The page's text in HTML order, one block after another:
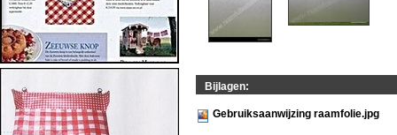
Bijlagen:
Gebruiksaanwijzing raamfolie.jpg